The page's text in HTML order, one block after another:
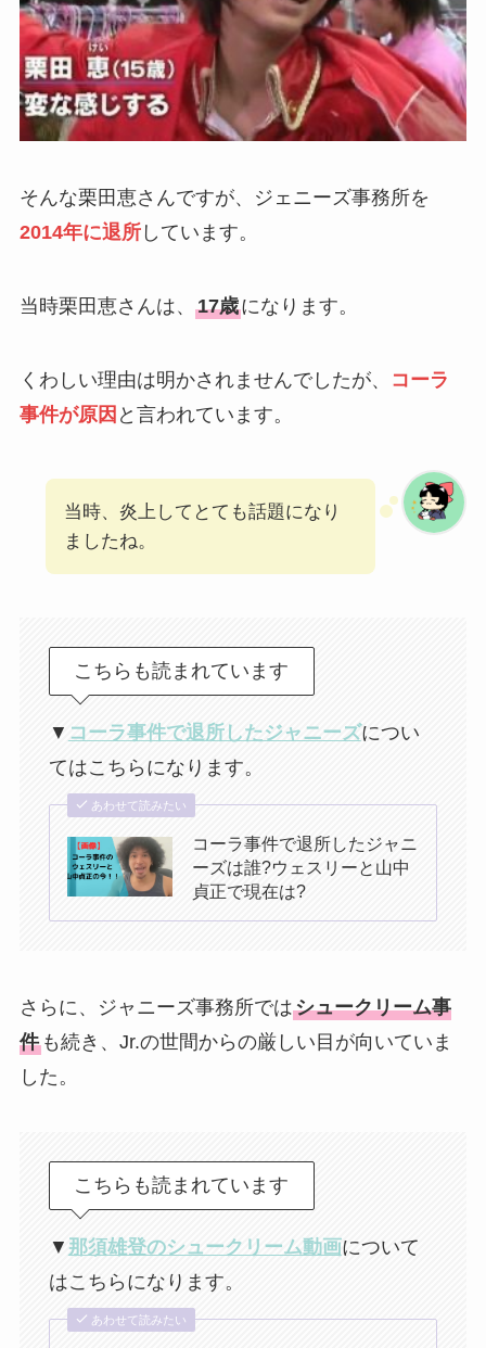
そんな栗田恵さんですが、ジェニーズ事務所を
2014年に退所しています。
当時栗田恵さんは、 17歳になります。
くわしい理由は明かされませんでしたが、
コーラ
事件が原因 と言われています。
当時、炎上してとても話題になり
ましたね。
こちらも読まれています
▼ コーラ事件で退所したジャニーズについ
てはこちらになります。
あわせて読みたい
コーラ事件で退所したジャニ
ーズは誰?ウェスリーと山中
貞正で現在は?
さらに、ジャニーズ事務所ではシュークリーム事
件も続き、Jr.の世間からの厳しい目が向いていま
した。
こちらも読まれています
▼ 那須雄登のシュークリーム動画について
はこちらになります。
あわせて読みたい